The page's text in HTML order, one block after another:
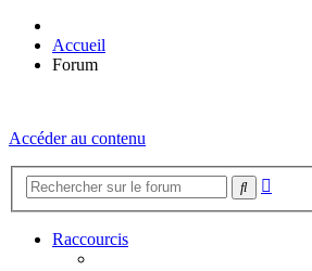
Accueil
Forum
Accéder au contenu
Rechercher
Raccourcis